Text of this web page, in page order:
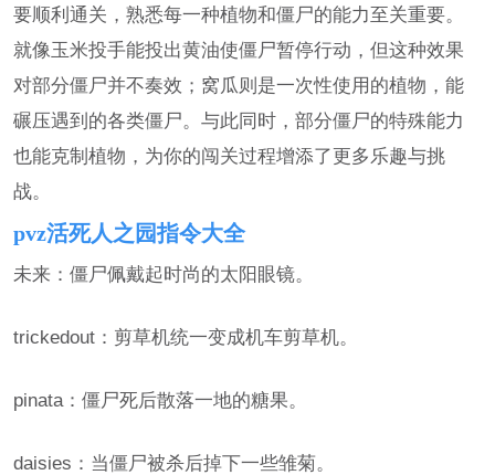
要顺利通关，熟悉每一种植物和僵尸的能力至关重要。
就像玉米投手能投出黄油使僵尸暂停行动，但这种效果
对部分僵尸并不奏效；窝瓜则是一次性使用的植物，能
碾压遇到的各类僵尸。与此同时，部分僵尸的特殊能力
也能克制植物，为你的闯关过程增添了更多乐趣与挑
战。
pvz活死人之园指令大全
未来：僵尸佩戴起时尚的太阳眼镜。
trickedout：剪草机统一变成机车剪草机。
pinata：僵尸死后散落一地的糖果。
daisies：当僵尸被杀后掉下一些雏菊。